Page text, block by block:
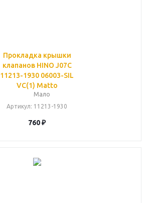
Прокладка крышки
клапанов HINO J07C
11213-1930 06003-SIL
VC(1) Matto
Мало
Артикул: 11213-1930
760₽